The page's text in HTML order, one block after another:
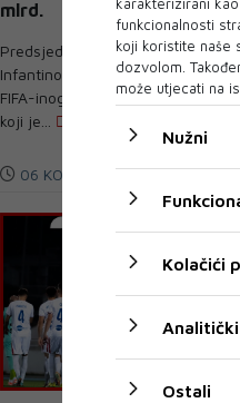
mlrd.
Predsjednik FIFA-e Gianni
Infantino ispričao se članovima
FIFA-inog vijeća zbog načina na
koji je...
06 KOL 2026
funkcionalnosti
koji koristite naše
dozvolom.
može utjecati na
Nužni
Kolačići
Analitički
Ostali